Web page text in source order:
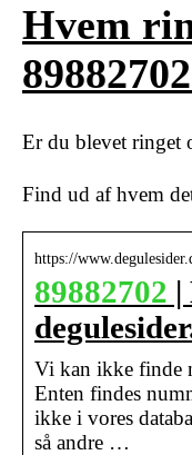
Hvem
Er du blevet ringet
Find ud af hvem
https://
89882702 |
Vi kan ikke finde
Enten findes
ikke i vores
så andre …